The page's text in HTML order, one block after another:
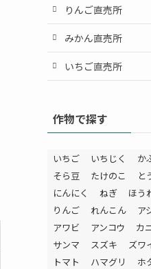
りんご直売所
みかん直売所
いちご直売所
作物で探す
いちご いちじく か
そら豆
たけのこ と
にんにく
ねぎ ほう
りんご
れんこん ア
アワビ
アンコウ カ
サンマ
スズキ ズワ
トマト
ハマグリ ホ